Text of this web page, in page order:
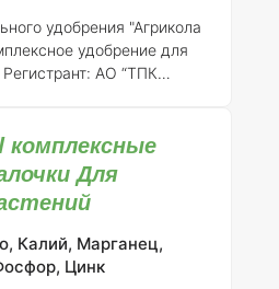
удобрения "Агрикола
удобрение для
Регистрант: АО “ТПК
№ 718)
универсальное
для хвойных
собой
удобрение,
для обеспечения
комплексные
Для
Калий, Марганец,
Цинк